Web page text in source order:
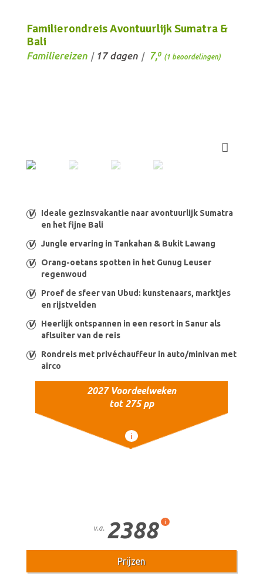
Familierondreis Avontuurlijk Sumatra &
Bali
Familiereizen / 17 dagen / 7, 0 (1 beoordelingen)
Ideale gezinsvakantie naar avontuurlijk Sumatra
en het fijne Bali
Jungle ervaring in Tankahan & Bukit Lawang
Orang-oetans spotten in het Gunug Leuser
regenwoud
Proef de sfeer van Ubud: kunstenaars, marktjes
en rijstvelden
Heerlijk ontspannen in een resort in Sanur als
aflsuiter van de reis
Rondreis met privéchauffeur in auto/minivan met
airco
2027 Voordeelweken
tot 275 pp
i
v.a. 2388 i
Prijzen